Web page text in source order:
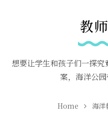
教
想要让学生和孩子们一探
案，海洋公
Home 海洋